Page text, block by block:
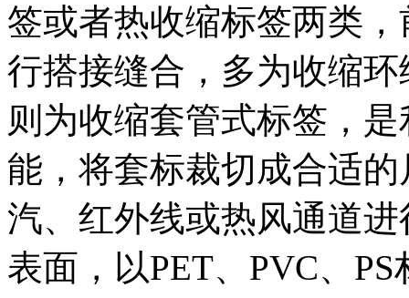
签或者热收缩标签两类
行搭接缝合，多为收缩
则为收缩套管式标签，
能，将套标裁切成合适
汽、红外线或热风通道
表面，以PET、PVC、